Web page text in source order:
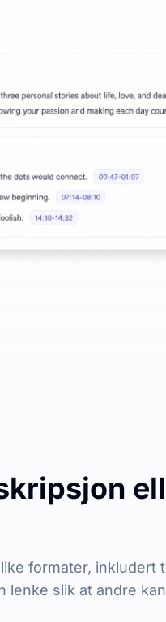
formater, inkludert
lenke slik at andre